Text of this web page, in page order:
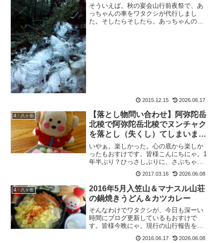
そういえば。秋の宴会山行前夜祭で、あ
っちゃんの車をワタクシが代行しまし
た。そしたらそしたら。あっちゃんの
2015.12.15 2026.06.17
4・八ヶ岳
【落とし物問い合わせ】阿弥陀岳
北稜で阿弥陀岳北稜でヌンチャク
を落とし（失くし）てしまいまし
た
いやぁ。楽しかった。心の底から楽しか
ったもおすけです。皆様こんにちにゃ。1
年半ぶり？ひっさしぶりに、さぶちゃん
人の事は言えませんが、二人の劣化っぷ
りがすごかった。いえ見た目とかじゃな
くて、中身がね。さんぱ...
2017.03.16 2026.06.08
4・八ヶ岳
2016年5月入笠山＆マナスル山荘
の鍋焼きうどん＆カツカレー
そんなわけでワタクシが、今日も深ーい
時間にブログ更新しているもおすけで
す。皆様今晩にゃ。現行の山行報告を追
離すのは、いとも簡単。なんでやねん！
2016.06.17 2026.06.08